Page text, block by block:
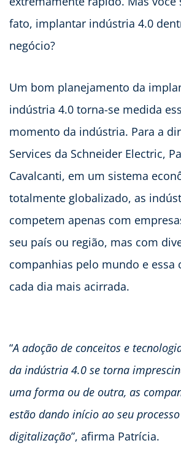
fato, implantar indústria 4.0
negócio?
Um bom planejamento da
indústria 4.0 torna-se medida
momento da indústria. Para a
Services da Schneider Electric,
Cavalcanti, em um sistema
totalmente globalizado, as
competem apenas com
seu país ou região, mas com
companhias pelo mundo e essa
cada dia mais acirrada.
“A adoção de conceitos e
da indústria 4.0 se torna
uma forma ou de outra, as
estão dando início ao seu
digitalização”, afirma Patrícia.